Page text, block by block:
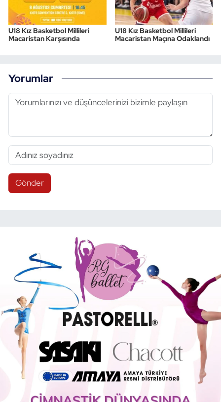
U18 Kız Basketbol Millileri
Macaristan Karşısında
U18 Kız Basketbol Millileri
Macaristan Maçına Odaklandı
Yorumlar
Gönder